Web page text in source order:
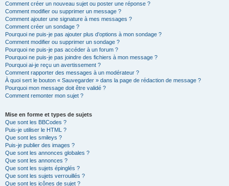
Comment créer un nouveau sujet ou poster une réponse ?
Comment modifier ou supprimer un message ?
Comment ajouter une signature à mes messages ?
Comment créer un sondage ?
Pourquoi ne puis-je pas ajouter plus d’options à mon sondage ?
Comment modifier ou supprimer un sondage ?
Pourquoi ne puis-je pas accéder à un forum ?
Pourquoi ne puis-je pas joindre des fichiers à mon message ?
Pourquoi ai-je reçu un avertissement ?
Comment rapporter des messages à un modérateur ?
À quoi sert le bouton « Sauvegarder » dans la page de rédaction de message ?
Pourquoi mon message doit être validé ?
Comment remonter mon sujet ?
Mise en forme et types de sujets
Que sont les BBCodes ?
Puis-je utiliser le HTML ?
Que sont les smileys ?
Puis-je publier des images ?
Que sont les annonces globales ?
Que sont les annonces ?
Que sont les sujets épinglés ?
Que sont les sujets verrouillés ?
Que sont les icônes de sujet ?